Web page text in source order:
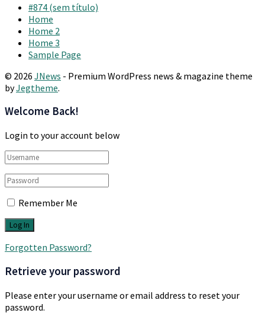
#874 (sem título)
Home
Home 2
Home 3
Sample Page
© 2026 JNews - Premium WordPress news & magazine theme
byJegtheme.
Welcome Back!
Login to your account below
Remember Me
Forgotten Password?
Retrieve your password
Please enter your username or email address to reset your
password.